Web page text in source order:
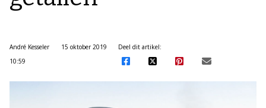
André Kesseler
15 oktober 2019
10:59
Deel dit artikel: